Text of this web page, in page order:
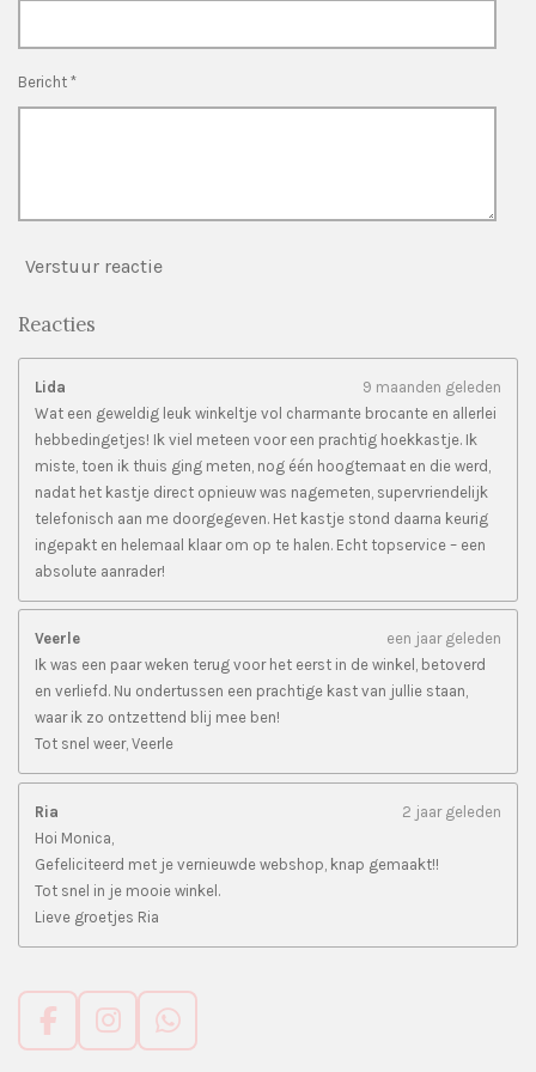
Bericht *
Verstuur reactie
Reacties
Lida
9 maanden geleden
Wat een geweldig leuk winkeltje vol charmante brocante en allerlei
hebbedingetjes! Ik viel meteen voor een prachtig hoekkastje. Ik
miste, toen ik thuis ging meten, nog één hoogtemaat en die werd,
nadat het kastje direct opnieuw was nagemeten, supervriendelijk
telefonisch aan me doorgegeven. Het kastje stond daarna keurig
ingepakt en helemaal klaar om op te halen. Echt topservice – een
absolute aanrader!
Veerle
een jaar geleden
Ik was een paar weken terug voor het eerst in de winkel, betoverd
en verliefd. Nu ondertussen een prachtige kast van jullie staan,
waar ik zo ontzettend blij mee ben!
Tot snel weer, Veerle
Ria
2 jaar geleden
Hoi Monica,
Gefeliciteerd met je vernieuwde webshop, knap gemaakt!!
Tot snel in je mooie winkel.
Lieve groetjes Ria
F
I
W